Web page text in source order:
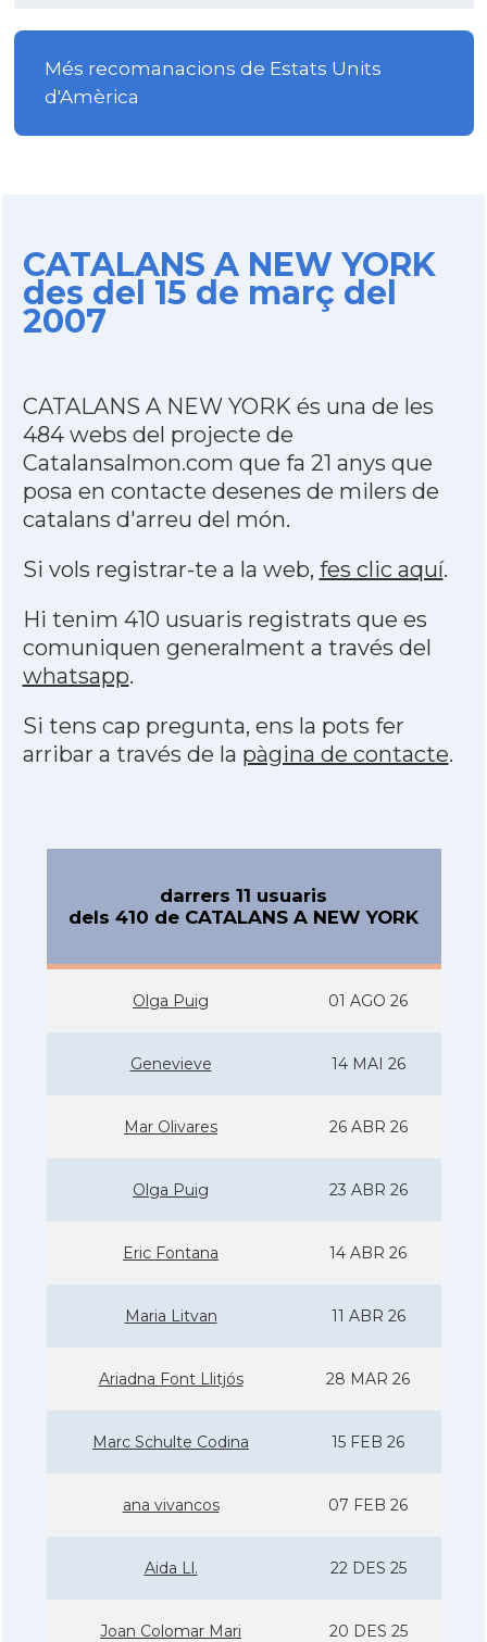
Més recomanacions de Estats Units
d'Amèrica
CATALANS A NEW YORK
des del 15 de març del
2007
CATALANS A NEW YORK és una de les
484 webs del projecte de
Catalansalmon.com que fa 21 anys que
posa en contacte desenes de milers de
catalans d'arreu del món.
Si vols registrar-te a la web, fes clic aquí.
Hi tenim 410 usuaris registrats que es
comuniquen generalment a través del
whatsapp.
Si tens cap pregunta, ens la pots fer
arribar a través de la pàgina de contacte.
darrers 11 usuaris
dels 410 de CATALANS A NEW YORK
Olga Puig 01 AGO 26
Genevieve 14 MAI 26
Mar Olivares 26 ABR 26
Olga Puig 23 ABR 26
Eric Fontana 14 ABR 26
Maria Litvan 11 ABR 26
Ariadna Font Llitjós 28 MAR 26
Marc Schulte Codina 15 FEB 26
ana vivancos 07 FEB 26
Aida Ll. 22 DES 25
Joan Colomar Mari 20 DES 25